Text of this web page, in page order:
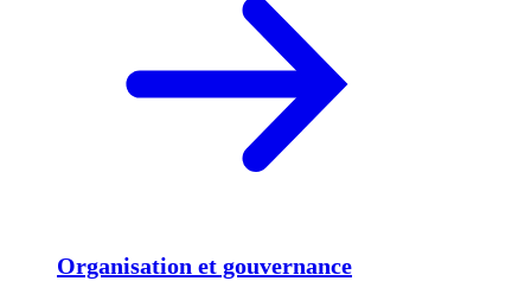
Organisation et gouvernance